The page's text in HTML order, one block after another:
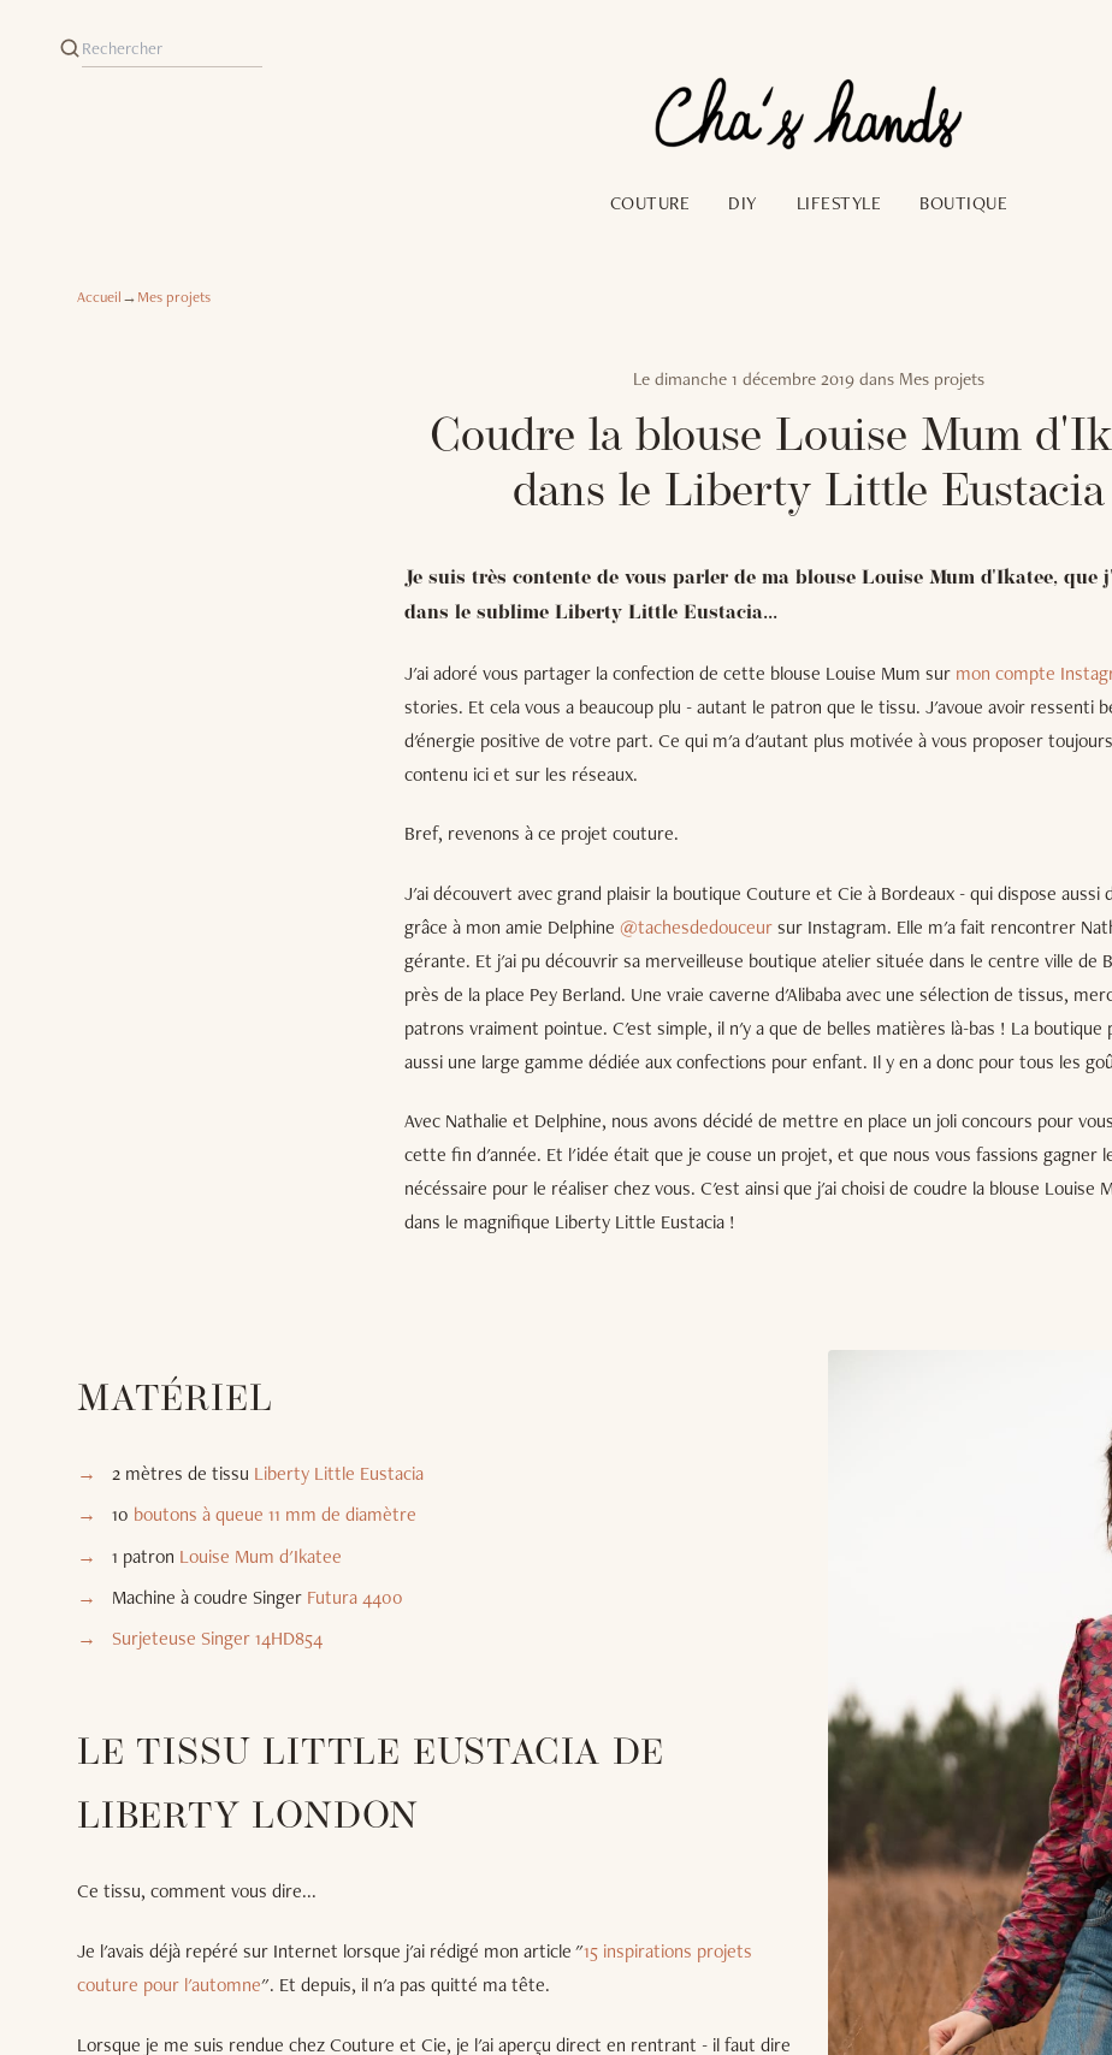
COUTURE DIY LIFESTYLE BOUTIQUE
Accueil→Mes projets
Le dimanche 1 décembre 2019 dans Mes projets
Coudre la blouse Louise Mum
dans le Liberty Little Eustacia
Je suis très contente de vous parler de ma blouse Louise Mum d'Ikatee, que
dans le sublime Liberty Little Eustacia...
J'ai adoré vous partager la confection de cette blouse Louise Mum sur mon compte
stories. Et cela vous a beaucoup plu - autant le patron que le tissu. J'avoue avoir ressenti
d'énergie positive de votre part. Ce qui m'a d'autant plus motivée à vous proposer
contenu ici et sur les réseaux.
Bref, revenons à ce projet couture.
J'ai découvert avec grand plaisir la boutique Couture et Cie à Bordeaux - qui dispose aussi
grâce à mon amie Delphine @tachesdedouceursur Instagram. Elle m'a fait rencontrer
gérante. Et j'ai pu découvrir sa merveilleuse boutique atelier située dans le centre ville de
près de la place Pey Berland. Une vraie caverne d'Alibaba avec une sélection de tissus,
patrons vraiment pointue. C'est simple, il n'y a que de belles matières là-bas ! La boutique
aussi une large gamme dédiée aux confections pour enfant. Il y en a donc pour tous les
Avec Nathalie et Delphine, nous avons décidé de mettre en place un joli concours pour
cette fin d'année. Et l'idée était que je couse un projet, et que nous vous fassions gagner
nécéssaire pour le réaliser chez vous. C'est ainsi que j'ai choisi de coudre la blouse Louise
dans le magnifique Liberty Little Eustacia !
MATÉRIEL
2 mètres de tissu Liberty Little Eustacia
10 boutons à queue 11 mm de diamètre
1 patron Louise Mum d'Ikatee
Machine à coudre Singer Futura 4400
Surjeteuse Singer 14HD854
LE TISSU LITTLE EUSTACIA DE
LIBERTY LONDON
Ce tissu, comment vous dire...
Je l'avais déjà repéré sur Internet lorsque j'ai rédigé mon article "15 inspirations projets
couture pour l'automne". Et depuis, il n'a pas quitté ma tête.
Lorsque je me suis rendue chez Couture et Cie, je l'ai aperçu direct en rentrant - il faut dire